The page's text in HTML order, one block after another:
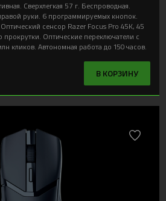
Сверхлегкая 57 г. Беспроводная.
руки. 6 программируемых кнопок.
сенсор Razer Focus Pro 45K, 45
прокрутки. Оптические переключатели с
кликов. Автономная работа до 150 часов.
В КОРЗИНУ